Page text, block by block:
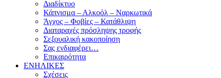
Διαδίκτυο
Κάπνισμα – Αλκοόλ – Ναρκωτικά
Άγχος – Φοβίες – Κατάθλιψη
Διαταραχές πρόσληψης τροφής
Σεξουαλική κακοποίηση
Σας ενδιαφέρει…
Επικαιρότητα
ΕΝΗΛΙΚΕΣ
Σχέσεις